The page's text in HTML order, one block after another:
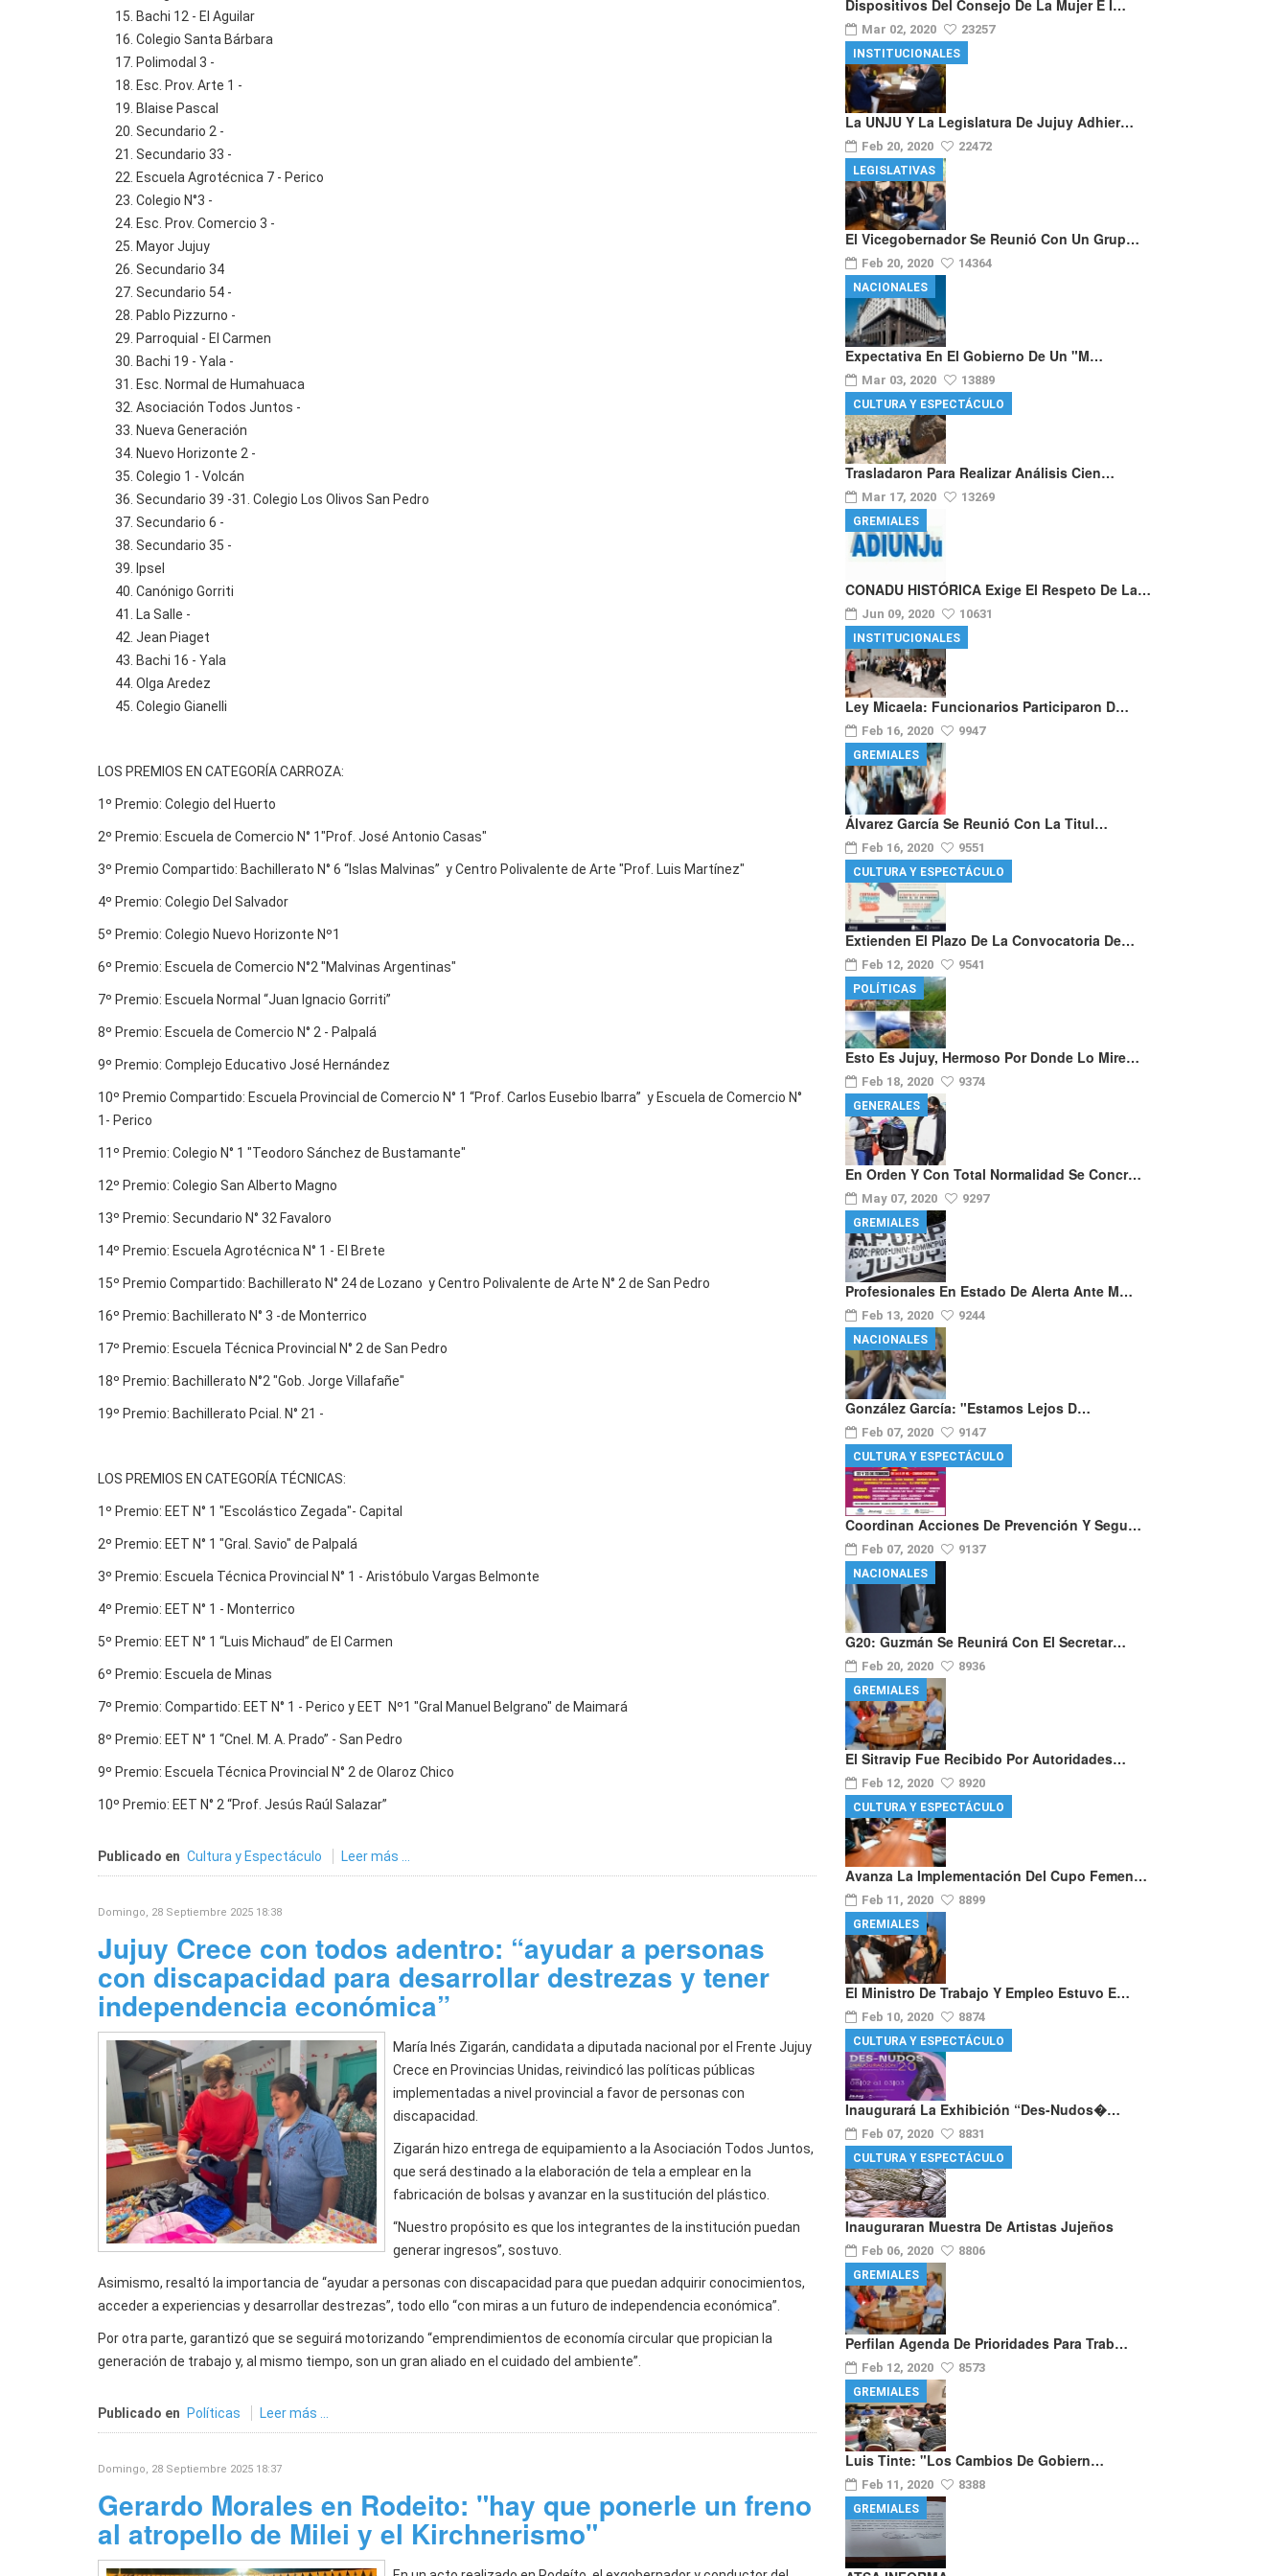
Bachi 12 - El Aguilar
Colegio Santa Bárbara
Polimodal 3 -
Esc. Prov. Arte 1 -
Blaise Pascal
Secundario 2 -
Secundario 33 -
Escuela Agrotécnica 7 - Perico
Colegio N°3 -
Esc. Prov. Comercio 3 -
Mayor Jujuy
Secundario 34
Secundario 54 -
Pablo Pizzurno -
Parroquial - El Carmen
Bachi 19 - Yala -
Esc. Normal de Humahuaca
Asociación Todos Juntos -
Nueva Generación
Nuevo Horizonte 2 -
Colegio 1 - Volcán
Secundario 39 -31. Colegio Los Olivos San Pedro
Secundario 6 -
Secundario 35 -
Ipsel
Canónigo Gorriti
La Salle -
Jean Piaget
Bachi 16 - Yala
Olga Aredez
Colegio Gianelli
LOS PREMIOS EN CATEGORÍA CARROZA:
1º Premio: Colegio del Huerto
2º Premio: Escuela de Comercio N° 1"Prof. José Antonio Casas"
3º Premio Compartido: Bachillerato N° 6 “Islas Malvinas” y Centro Polivalente de Arte "Prof. Luis Martínez"
4º Premio: Colegio Del Salvador
5º Premio: Colegio Nuevo Horizonte Nº1
6º Premio: Escuela de Comercio N°2 "Malvinas Argentinas"
7º Premio: Escuela Normal “Juan Ignacio Gorriti”
8º Premio: Escuela de Comercio N° 2 - Palpalá
9º Premio: Complejo Educativo José Hernández
10º Premio Compartido: Escuela Provincial de Comercio N° 1 “Prof. Carlos Eusebio Ibarra” y Escuela de Comercio N°
1- Perico
11º Premio: Colegio N° 1 "Teodoro Sánchez de Bustamante"
12º Premio: Colegio San Alberto Magno
13º Premio: Secundario N° 32 Favaloro
14º Premio: Escuela Agrotécnica N° 1 - El Brete
15º Premio Compartido: Bachillerato N° 24 de Lozano y Centro Polivalente de Arte N° 2 de San Pedro
16º Premio: Bachillerato N° 3 -de Monterrico
17º Premio: Escuela Técnica Provincial N° 2 de San Pedro
18º Premio: Bachillerato N°2 "Gob. Jorge Villafañe"
19º Premio: Bachillerato Pcial. N° 21 -
LOS PREMIOS EN CATEGORÍA TÉCNICAS:
1º Premio: EET N° 1 "Escolástico Zegada"- Capital
2º Premio: EET N° 1 "Gral. Savio" de Palpalá
3º Premio: Escuela Técnica Provincial N° 1 - Aristóbulo Vargas Belmonte
4º Premio: EET N° 1 - Monterrico
5º Premio: EET N° 1 “Luis Michaud” de El Carmen
6º Premio: Escuela de Minas
7º Premio: Compartido: EET N° 1 - Perico y EET Nº1 "Gral Manuel Belgrano" de Maimará
8º Premio: EET N° 1 “Cnel. M. A. Prado” - San Pedro
9º Premio: Escuela Técnica Provincial N° 2 de Olaroz Chico
10º Premio: EET N° 2 “Prof. Jesús Raúl Salazar”
Publicado en Cultura y Espectáculo Leer más ...
Domingo, 28 Septiembre 2025 18:38
Jujuy Crece con todos adentro: “ayudar a personas
con discapacidad para desarrollar destrezas y tener
independencia económica”
María Inés Zigarán, candidata a diputada nacional por el Frente Jujuy
Crece en Provincias Unidas, reivindicó las políticas públicas
implementadas a nivel provincial a favor de personas con
discapacidad.
Zigarán hizo entrega de equipamiento a la Asociación Todos Juntos,
que será destinado a la elaboración de tela a emplear en la
fabricación de bolsas y avanzar en la sustitución del plástico.
“Nuestro propósito es que los integrantes de la institución puedan
generar ingresos”, sostuvo.
Asimismo, resaltó la importancia de “ayudar a personas con discapacidad para que puedan adquirir conocimientos,
acceder a experiencias y desarrollar destrezas”, todo ello “con miras a un futuro de independencia económica”.
Por otra parte, garantizó que se seguirá motorizando “emprendimientos de economía circular que propician la
generación de trabajo y, al mismo tiempo, son un gran aliado en el cuidado del ambiente”.
Publicado en Políticas Leer más ...
Domingo, 28 Septiembre 2025 18:37
Gerardo Morales en Rodeito: "hay que ponerle un freno
al atropello de Milei y el Kirchnerismo"
Dispositivos Del Consejo De La Mujer E I…
Mar 02, 2020 23257
La UNJU Y La Legislatura De Jujuy Adhier…
Feb 20, 2020 22472
INSTITUCIONALES
El Vicegobernador Se Reunió Con Un Grup…
Feb 20, 2020 14364
LEGISLATIVAS
Expectativa En El Gobierno De Un "m…
Mar 03, 2020 13889
NACIONALES
Trasladaron Para Realizar Análisis Cien…
Mar 17, 2020 13269
CULTURA Y ESPECTÁCULO
CONADU HISTÓRICA Exige El Respeto De La…
Jun 09, 2020 10631
GREMIALES
Ley Micaela: Funcionarios Participaron D…
Feb 16, 2020 9947
INSTITUCIONALES
Álvarez García Se Reunió Con La Titul…
Feb 16, 2020 9551
GREMIALES
Extienden El Plazo De La Convocatoria De…
Feb 12, 2020 9541
CULTURA Y ESPECTÁCULO
Esto Es Jujuy, Hermoso Por Donde Lo Mire…
Feb 18, 2020 9374
POLÍTICAS
En Orden Y Con Total Normalidad Se Concr…
May 07, 2020 9297
GENERALES
Profesionales En Estado De Alerta Ante M…
Feb 13, 2020 9244
GREMIALES
González García: "Estamos Lejos D…
Feb 07, 2020 9147
NACIONALES
Coordinan Acciones De Prevención Y Segu…
Feb 07, 2020 9137
CULTURA Y ESPECTÁCULO
G20: Guzmán Se Reunirá Con El Secretar…
Feb 20, 2020 8936
NACIONALES
El Sitravip Fue Recibido Por Autoridades…
Feb 12, 2020 8920
GREMIALES
Avanza La Implementación Del Cupo Femen…
Feb 11, 2020 8899
CULTURA Y ESPECTÁCULO
El Ministro De Trabajo Y Empleo Estuvo E…
Feb 10, 2020 8874
GREMIALES
Inaugurará La Exhibición “Des-Nudos�…
Feb 07, 2020 8831
CULTURA Y ESPECTÁCULO
Inauguraran Muestra De Artistas Jujeños
Feb 06, 2020 8806
CULTURA Y ESPECTÁCULO
Perfilan Agenda De Prioridades Para Trab…
Feb 12, 2020 8573
GREMIALES
Luis Tinte: "los Cambios De Gobiern…
Feb 11, 2020 8388
GREMIALES
GREMIALES